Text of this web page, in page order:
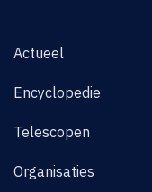
Actueel
Encyclopedie
Telescopen
Organisaties